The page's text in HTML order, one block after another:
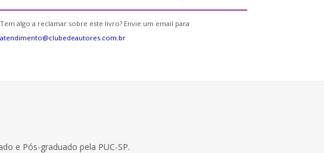
Tem algo a reclamar sobre este livro? Envie um email para
atendimento@clubedeautores.com.br
e Pós-graduado pela PUC-SP.